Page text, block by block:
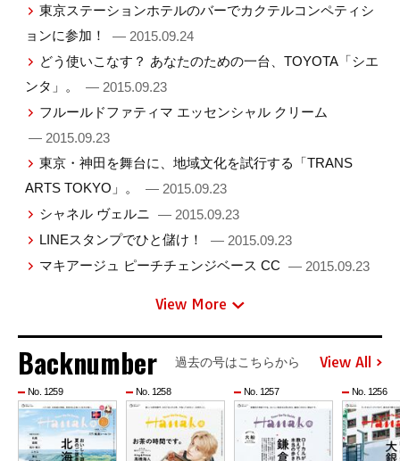
東京ステーションホテルのバーでカクテルコンペティシ
ョンに参加！
— 2015.09.24
どう使いこなす？ あなたのための一台、TOYOTA「シエ
ンタ」。
— 2015.09.23
フルールドファティマ エッセンシャル クリーム
— 2015.09.23
東京・神田を舞台に、地域文化を試行する「TRANS
ARTS TOKYO」。
— 2015.09.23
シャネル ヴェルニ — 2015.09.23
LINEスタンプでひと儲け！
— 2015.09.23
マキアージュ ピーチチェンジベース CC — 2015.09.23
View More
Backnumber 過去の号はこちらから View All
No. 1259 No. 1258 No. 1257 No. 1256